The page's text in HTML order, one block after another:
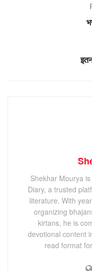
Shekhar Mourya
Diary, a trusted
literature. With
organizing
kirtans, he is
devotional content
read format